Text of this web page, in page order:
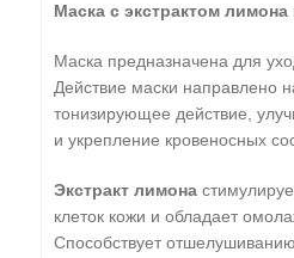
Маска с экстрактом лимона
Маска предназначена для
Действие маски направлено
тонизирующее действие,
и укрепление кровеносных
Экстракт лимона
клеток кожи и обладает
Способствует